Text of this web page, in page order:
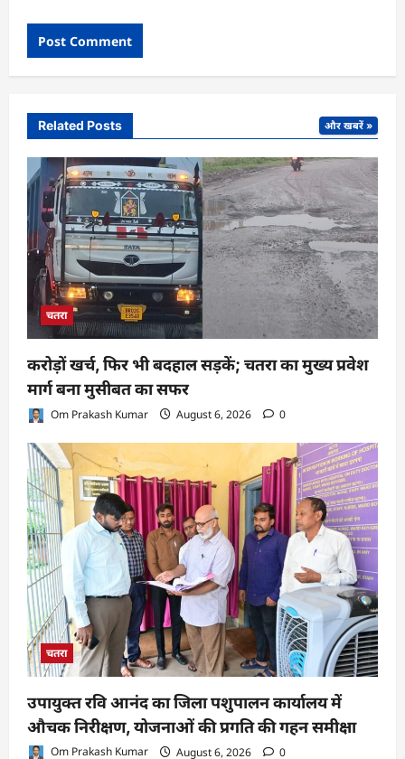
Related Posts और खबरें »
चतरा
करोड़ों खर्च, फिर भी बदहाल सड़कें; चतरा का मुख्य प्रवेश
मार्ग बना मुसीबत का सफर
Om Prakash Kumar August 6, 2026 0
चतरा
उपायुक्त रवि आनंद का जिला पशुपालन कार्यालय में
औचक निरीक्षण, योजनाओं की प्रगति की गहन समीक्षा
Om Prakash Kumar August 6, 2026 0